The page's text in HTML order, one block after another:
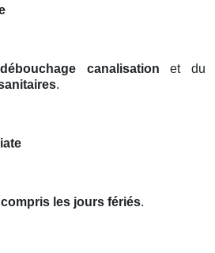
débouchage canalisation et du
.
compris les jours fériés.